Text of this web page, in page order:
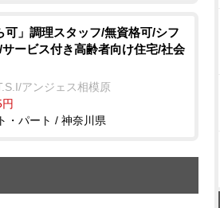
可」調理スタッフ/無資格可/シフ
サービス付き高齢者向け住宅/社会
アンジェス相模原
・パート / 神奈川県